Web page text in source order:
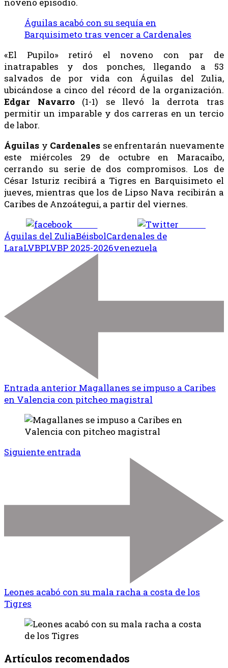
Águilas acabó con su sequía en
Barquisimeto tras vencer a Cardenales
«El Pupilo» retiró el noveno con par de
inatrapables y dos ponches, llegando a 53
salvados de por vida con Águilas del Zulia,
ubicándose a cinco del récord de la organización.
Edgar
Navarro(1-1) se llevó la derrota tras
permitir un imparable y dos carreras en un tercio
de labor.
Águilas y Cardenales se enfrentarán nuevamente
este miércoles 29 de octubre en Maracaibo,
cerrando su serie de dos compromisos. Los de
César Isturiz recibirá a Tigres en Barquisimeto el
jueves, mientras que los de Lipso Nava recibirán a
Caribes de Anzoátegui, a partir del viernes.
Águilas del ZuliaBéisbolCardenales de
LaraLVBPLVBP 2025-2026venezuela
Entrada anterior Magallanes se impuso a Caribes
en Valencia con pitcheo magistral
Siguiente entrada
Leones acabó con su mala racha a costa de los
Tigres
Artículos recomendados